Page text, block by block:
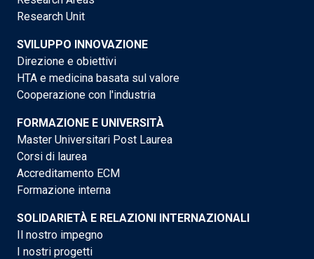
Research Unit
SVILUPPO INNOVAZIONE
Direzione e obiettivi
HTA e medicina basata sul valore
Cooperazione con l'industria
FORMAZIONE E UNIVERSITÀ
Master Universitari Post Laurea
Corsi di laurea
Accreditamento ECM
Formazione interna
SOLIDARIETÀ E RELAZIONI INTERNAZIONALI
Il nostro impegno
I nostri progetti